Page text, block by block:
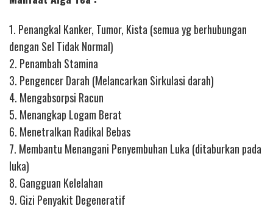
1. Penangkal Kanker, Tumor, Kista (semua yg berhubungan
dengan Sel Tidak Normal)
2. Penambah Stamina
3. Pengencer Darah (Melancarkan Sirkulasi darah)
4. Mengabsorpsi Racun
5. Menangkap Logam Berat
6. Menetralkan Radikal Bebas
7. Membantu Menangani Penyembuhan Luka (ditaburkan pada
luka)
8. Gangguan Kelelahan
9. Gizi Penyakit Degeneratif